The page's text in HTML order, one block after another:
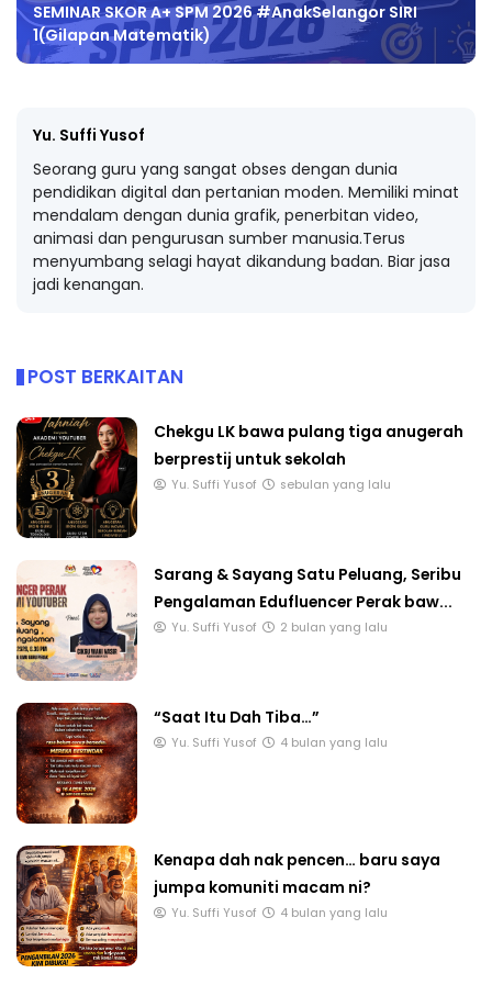
SEMINAR SKOR A+ SPM 2026 #AnakSelangor SIRI
1(Gilapan Matematik)
Yu. Suffi Yusof
Seorang guru yang sangat obses dengan dunia
pendidikan digital dan pertanian moden. Memiliki minat
mendalam dengan dunia grafik, penerbitan video,
animasi dan pengurusan sumber manusia.Terus
menyumbang selagi hayat dikandung badan. Biar jasa
jadi kenangan.
POST BERKAITAN
Chekgu LK bawa pulang tiga anugerah
berprestij untuk sekolah
Yu. Suffi Yusof sebulan yang lalu
Sarang & Sayang Satu Peluang, Seribu
Pengalaman Edufluencer Perak baw...
Yu. Suffi Yusof 2 bulan yang lalu
“Saat Itu Dah Tiba…”
Yu. Suffi Yusof 4 bulan yang lalu
Kenapa dah nak pencen… baru saya
jumpa komuniti macam ni?
Yu. Suffi Yusof 4 bulan yang lalu